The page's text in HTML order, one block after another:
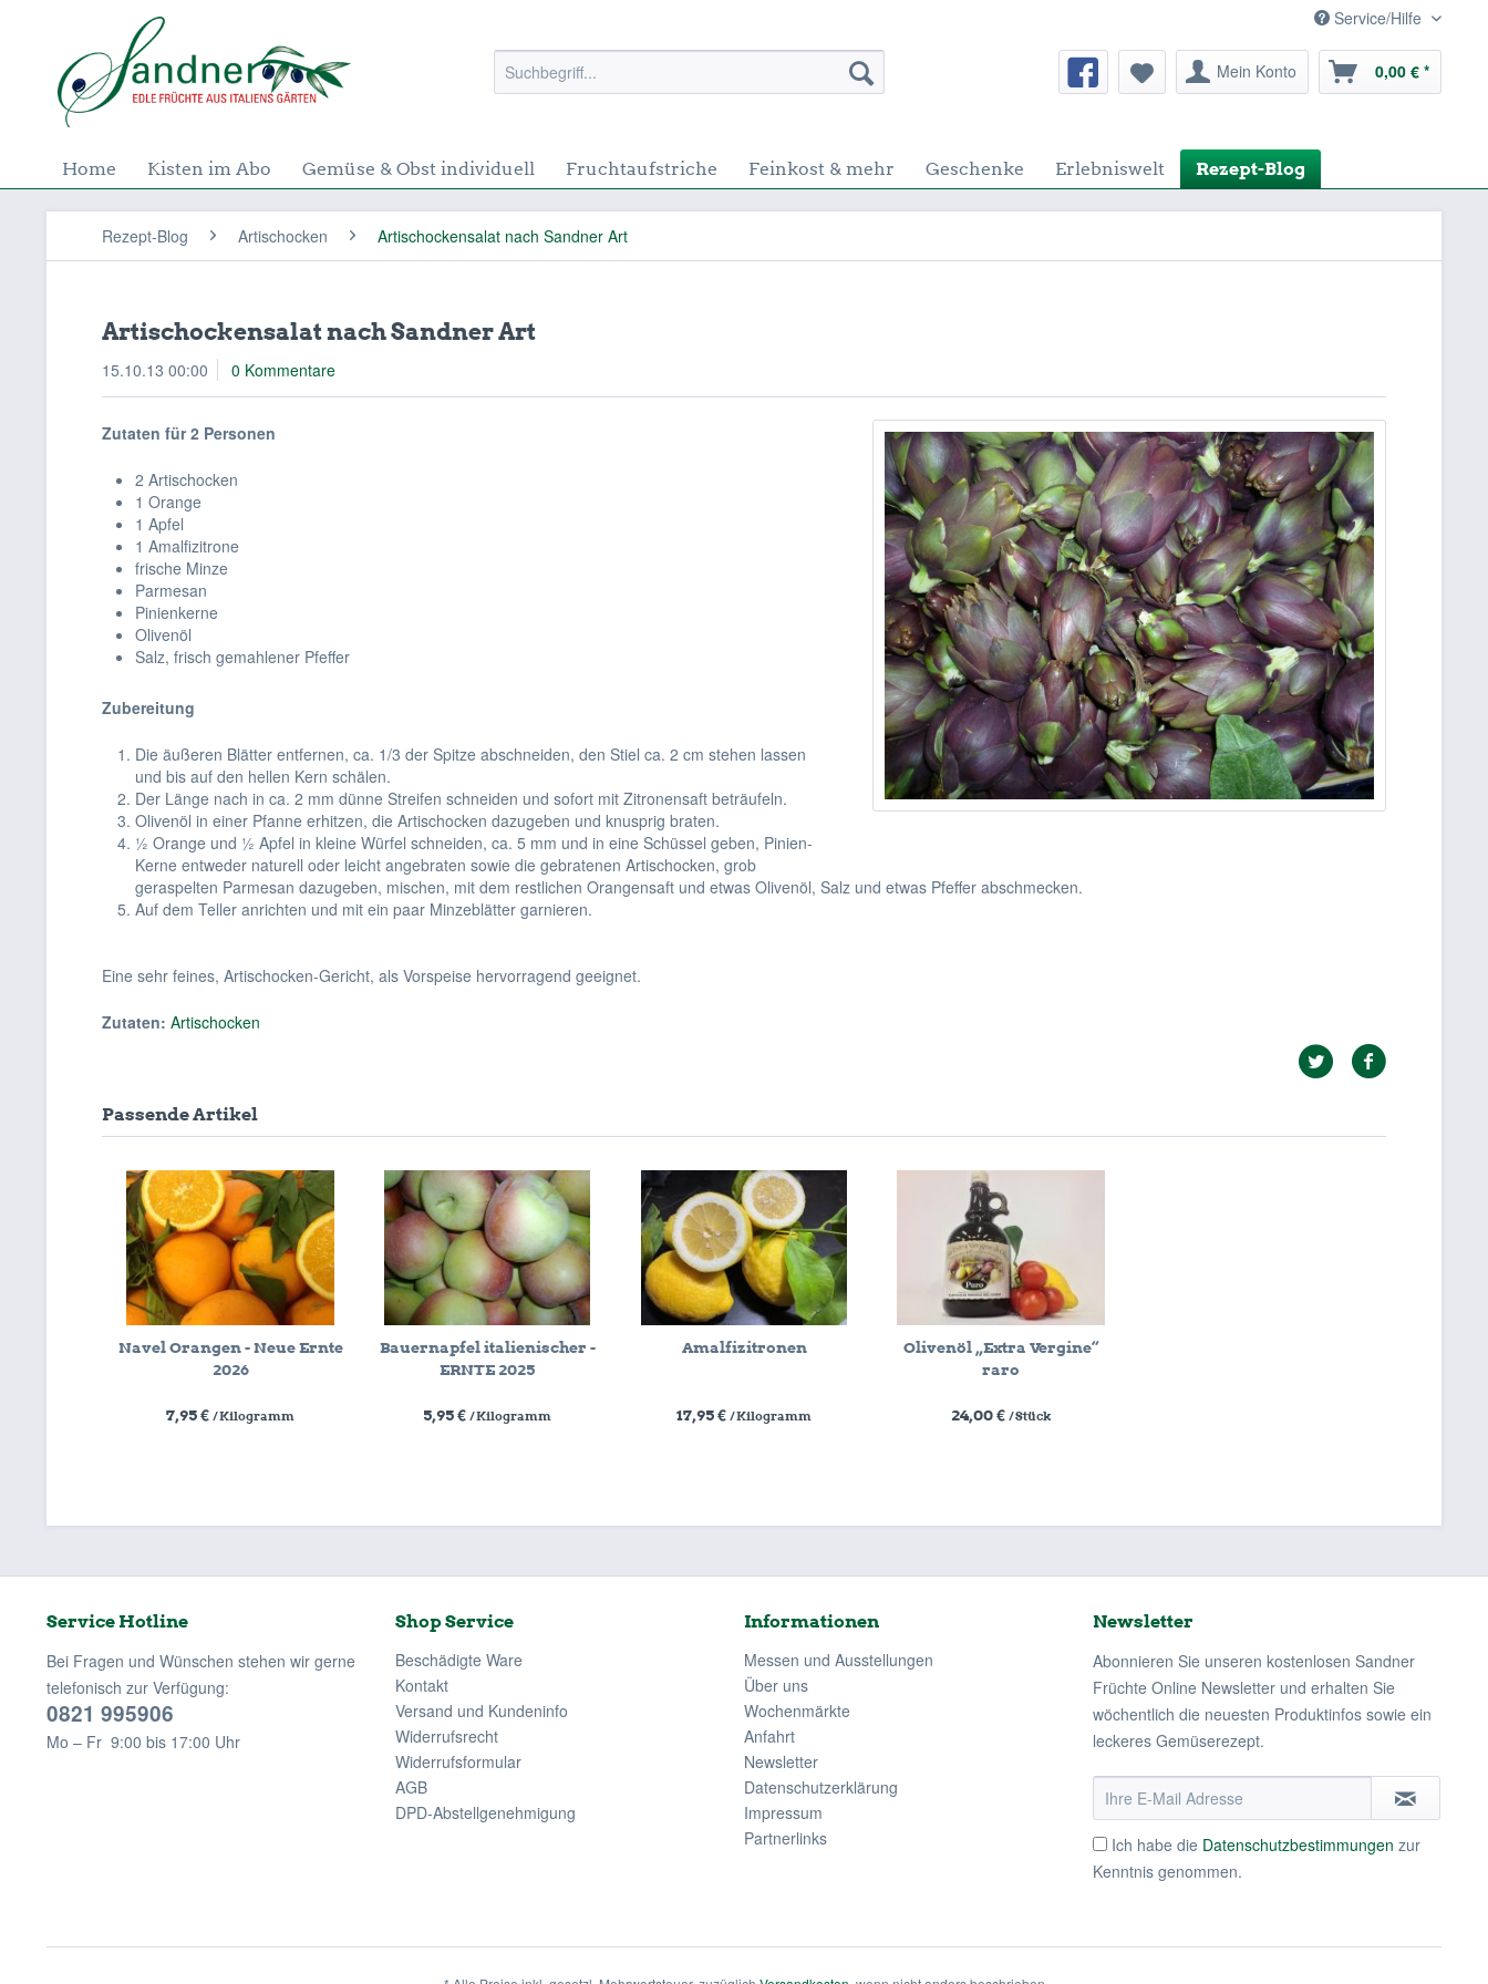
Service/Hilfe
Mein Konto 0,00 € *
Home Kisten im Abo Gemüse & Obst individuell Fruchtaufstriche Feinkost & mehr Geschenke Erlebniswelt Rezept-Blog
Rezept-Blog Artischocken Artischockensalat nach Sandner Art
Artischockensalat nach Sandner Art
15.10.13 00:00 0 Kommentare
Zutaten für 2 Personen
2 Artischocken
1 Orange
1 Apfel
1 Amalfizitrone
frische Minze
Parmesan
Pinienkerne
Olivenöl
Salz, frisch gemahlener Pfeffer
Zubereitung
Die äußeren Blätter entfernen, ca. 1/3 der Spitze abschneiden, den Stiel ca. 2 cm stehen lassen
und bis auf den hellen Kern schälen.
Der Länge nach in ca. 2 mm dünne Streifen schneiden und sofort mit Zitronensaft beträufeln.
Olivenöl in einer Pfanne erhitzen, die Artischocken dazugeben und knusprig braten.
½ Orange und ½ Apfel in kleine Würfel schneiden, ca. 5 mm und in eine Schüssel geben, Pinien-
Kerne entweder naturell oder leicht angebraten sowie die gebratenen Artischocken, grob
geraspelten Parmesan dazugeben, mischen, mit dem restlichen Orangensaft und etwas Olivenöl, Salz und etwas Pfeffer abschmecken.
Auf dem Teller anrichten und mit ein paar Minzeblätter garnieren.
Eine sehr feines, Artischocken-Gericht, als Vorspeise hervorragend geeignet.
Zutaten: Artischocken
Passende Artikel
Navel Orangen - Neue Ernte
2026
7,95 € / Kilogramm
Bauernapfel italienischer -
ERNTE 2025
5,95 € / Kilogramm
Amalfizitronen
17,95 € / Kilogramm
Olivenöl „Extra Vergine“
raro
24,00 € / Stück
Service Hotline
Bei Fragen und Wünschen stehen wir gerne
telefonisch zur Verfügung:
0821 995906
Mo – Fr 9:00 bis 17:00 Uhr
Shop Service
Beschädigte Ware
Kontakt
Versand und Kundeninfo
Widerrufsrecht
Widerrufsformular
AGB
DPD-Abstellgenehmigung
Informationen
Messen und Ausstellungen
Über uns
Wochenmärkte
Anfahrt
Newsletter
Datenschutzerklärung
Impressum
Partnerlinks
Newsletter
Abonnieren Sie unseren kostenlosen Sandner
Früchte Online Newsletter und erhalten Sie
wöchentlich die neuesten Produktinfos sowie ein
leckeres Gemüserezept.
Ich habe die Datenschutzbestimmungen zur
Kenntnis genommen.